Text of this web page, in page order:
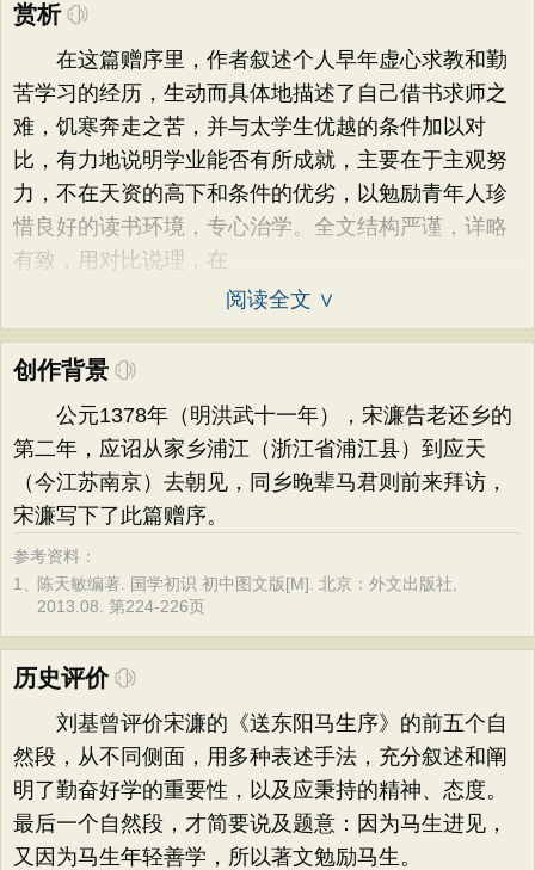
赏析
在这篇赠序里，作者叙述个人早年虚心求教和勤
苦学习的经历，生动而具体地描述了自己借书求师之
难，饥寒奔走之苦，并与太学生优越的条件加以对
比，有力地说明学业能否有所成就，主要在于主观努
力，不在天资的高下和条件的优劣，以勉励青年人珍
惜良好的读书环境，专心治学。全文结构严谨，详略
有致，用对比说理，在
阅读全文 ∨
创作背景
公元1378年（明洪武十一年），宋濂告老还乡的
第二年，应诏从家乡浦江（浙江省浦江县）到应天
（今江苏南京）去朝见，同乡晚辈马君则前来拜访，
宋濂写下了此篇赠序。
参考资料：
1、 陈天敏编著. 国学初识 初中图文版[M]. 北京：外文出版社,
2013.08. 第224-226页
历史评价
刘基曾评价宋濂的《送东阳马生序》的前五个自
然段，从不同侧面，用多种表述手法，充分叙述和阐
明了勤奋好学的重要性，以及应秉持的精神、态度。
最后一个自然段，才简要说及题意：因为马生进见，
又因为马生年轻善学，所以著文勉励马生。